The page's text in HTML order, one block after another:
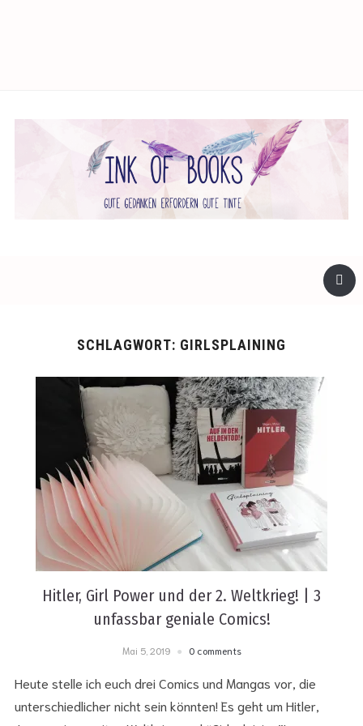
SCHLAGWORT: GIRLSPLAINING
Hitler, Girl Power und der 2. Weltkrieg! | 3
unfassbar geniale Comics!
Mai 5, 2019 0 comments
Heute stelle ich euch drei Comics und Mangas vor, die
unterschiedlicher nicht sein könnten! Es geht um Hitler,